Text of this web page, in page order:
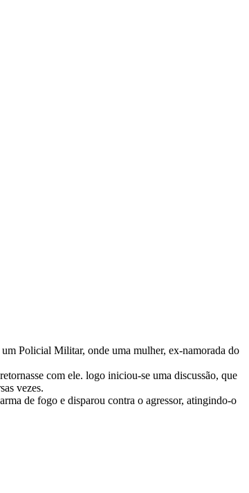
Policial Militar, onde uma mulher, ex-namorada do
com ele. logo iniciou-se uma discussão, que
vezes.
de fogo e disparou contra o agressor, atingindo-o